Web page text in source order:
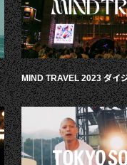
MIND TRAVEL 2023 ダイ